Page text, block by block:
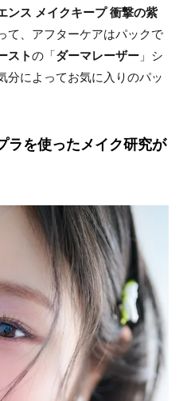
ンス メイクキープ 衝撃の紫
て、アフターケアはパックで
ストの「ダーマレーザー 」シ
分によってお気に入りのパッ
ラを使ったメイク研究が